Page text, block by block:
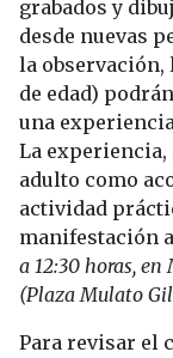
grabados y
desde nuevas
la observación,
de edad)
una
La experiencia,
adulto como
actividad
manifestación
a 12:30 horas, en
(Plaza Mulato Gil
Para revisar el